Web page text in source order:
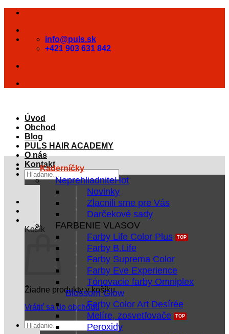
Skip
content
info@puls.sk
+421 903 631 842
Úvod
Obchod
Blog
PULS HAIR ACADEMY
O nás
Kontakt
Hľadať:
Košík
Žiadne produkty v košíku.
Vrátiť sa do obchodu
Hľadať:
Kaderníčky
Neprehliadnite
Novinky
Zlacnili sme pre Vás
Darčekové sady
FARBENIE VLASOV
Farby Life Color Plus
Farby B.Life
Farby Suprema Color
Farby Eve Experience
Tónovacie farby Omniplex
Blossom Glow
Farby Color Art Desírée
Melíre, zosvetľovače
Peroxidy